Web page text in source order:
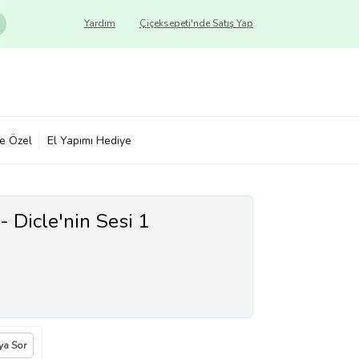
Çiçeksepeti'nde Satış Yap
Yardım
Özel El Yapımı Hediye
Dicle'nin Sesi 1
Sor